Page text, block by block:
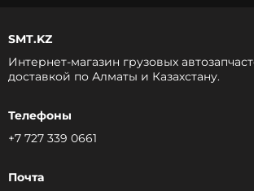
SMT.KZ
Интернет-магазин грузовых
доставкой по Алматы и Казахстану.
Телефоны
+7 727 339 0661
Почта